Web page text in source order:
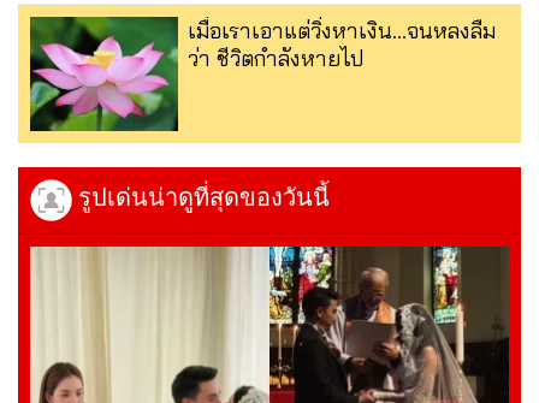
เมื่อเราเอาแต่วิ่งหาเงิน…จนหลงลืม
ว่า ชีวิตกำลังหายไป
รูปเด่นน่าดูที่สุดของวันนี้